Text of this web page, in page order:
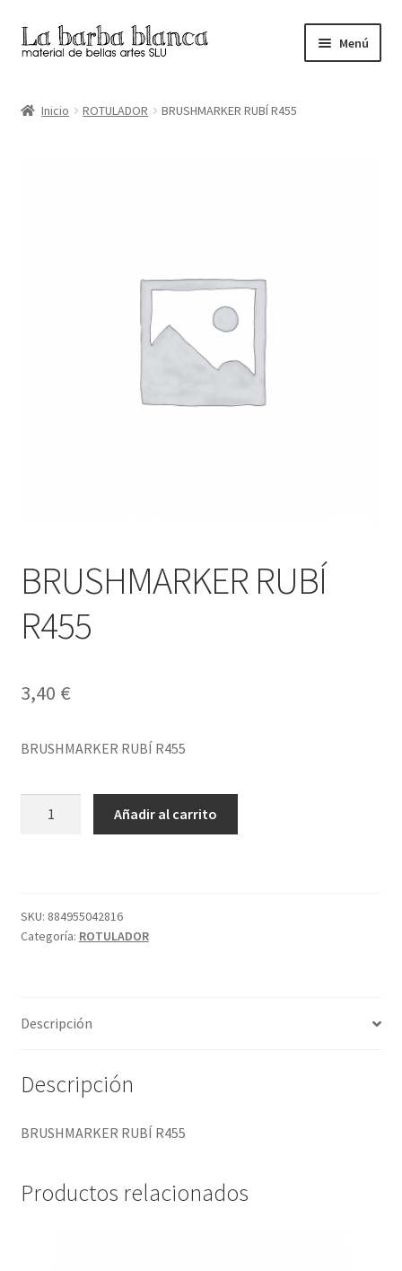
Ir
a
navegación
Ir
al
Menú
Inicio ROTULADOR BRUSHMARKER RUBÍ R455
BRUSHMARKER RUBÍ
R455
3,40 €
BRUSHMARKER RUBÍ R455
Añadir al carrito
SKU: 884955042816
Categoría: ROTULADOR
Descripción
Descripción
BRUSHMARKER RUBÍ R455
Productos relacionados